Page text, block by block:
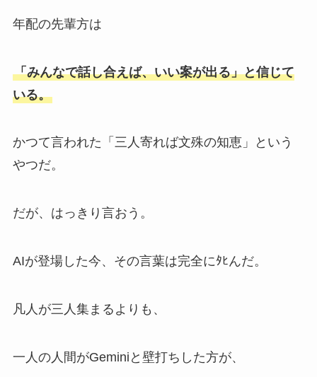
年配の先輩方は
「みんなで話し合えば、いい案が出る」と信じて
いる。
かつて言われた「三人寄れば文殊の知恵」という
やつだ。
だが、はっきり言おう。
AIが登場した今、その言葉は完全にﾀﾋんだ。
凡人が三人集まるよりも、
一人の人間がGeminiと壁打ちした方が、